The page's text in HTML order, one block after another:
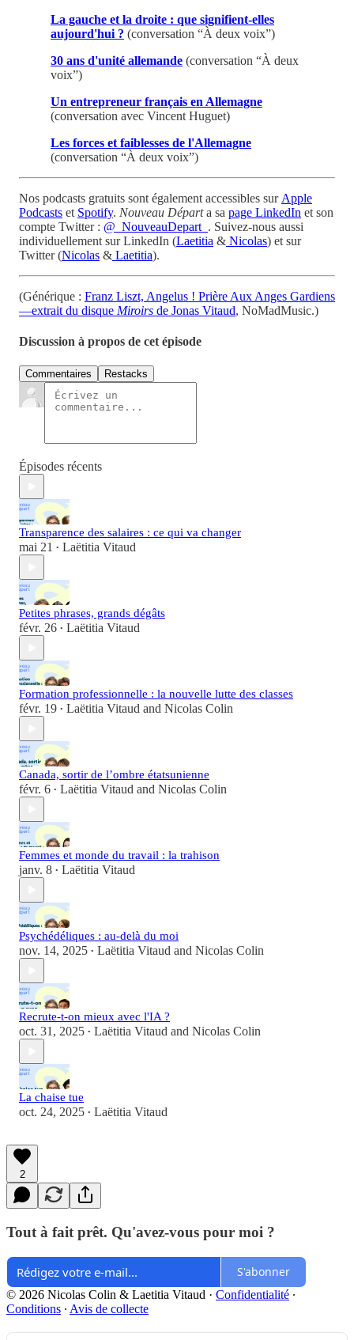
La gauche et la droite : que signifient-elles
aujourd'hui ? (conversation “À deux voix”)
30 ans d'unité allemande (conversation “À deux
voix”)
Un entrepreneur français en Allemagne
(conversation avec Vincent Huguet)
Les forces et faiblesses de l'Allemagne
(conversation “À deux voix”)
Nos podcasts gratuits sont également accessibles sur Apple
Podcasts et Spotify. Nouveau Départa sa page LinkedIn et son
compte Twitter : @_NouveauDepart_ . Suivez-nous aussi
individuellement sur LinkedIn (Laetitia & Nicolas) et sur
Twitter (Nicolas & Laetitia).
(Générique : Franz Liszt, Angelus ! Prière Aux Anges Gardiens
—extrait du disque Miroirs de Jonas Vitaud, NoMadMusic.)
Discussion à propos de cet épisode
Commentaires Restacks
Épisodes récents
Transparence des salaires : ce qui va changer
mai 21 • Laëtitia Vitaud
Petites phrases, grands dégâts
févr. 26 • Laëtitia Vitaud
Formation professionnelle : la nouvelle lutte des classes
févr. 19 • Laëtitia Vitaud and Nicolas Colin
Canada, sortir de l’ombre étatsunienne
févr. 6 • Laëtitia Vitaud and Nicolas Colin
Femmes et monde du travail : la trahison
janv. 8 • Laëtitia Vitaud
Psychédéliques : au-delà du moi
nov. 14, 2025 • Laëtitia Vitaud and Nicolas Colin
Recrute-t-on mieux avec l'IA ?
oct. 31, 2025 • Laëtitia Vitaud and Nicolas Colin
La chaise tue
oct. 24, 2025 • Laëtitia Vitaud
2
Tout à fait prêt. Qu'avez-vous pour moi ?
S'abonner
© 2026 Nicolas Colin & Laetitia Vitaud · Confidentialité ∙
Conditions ∙ Avis de collecte